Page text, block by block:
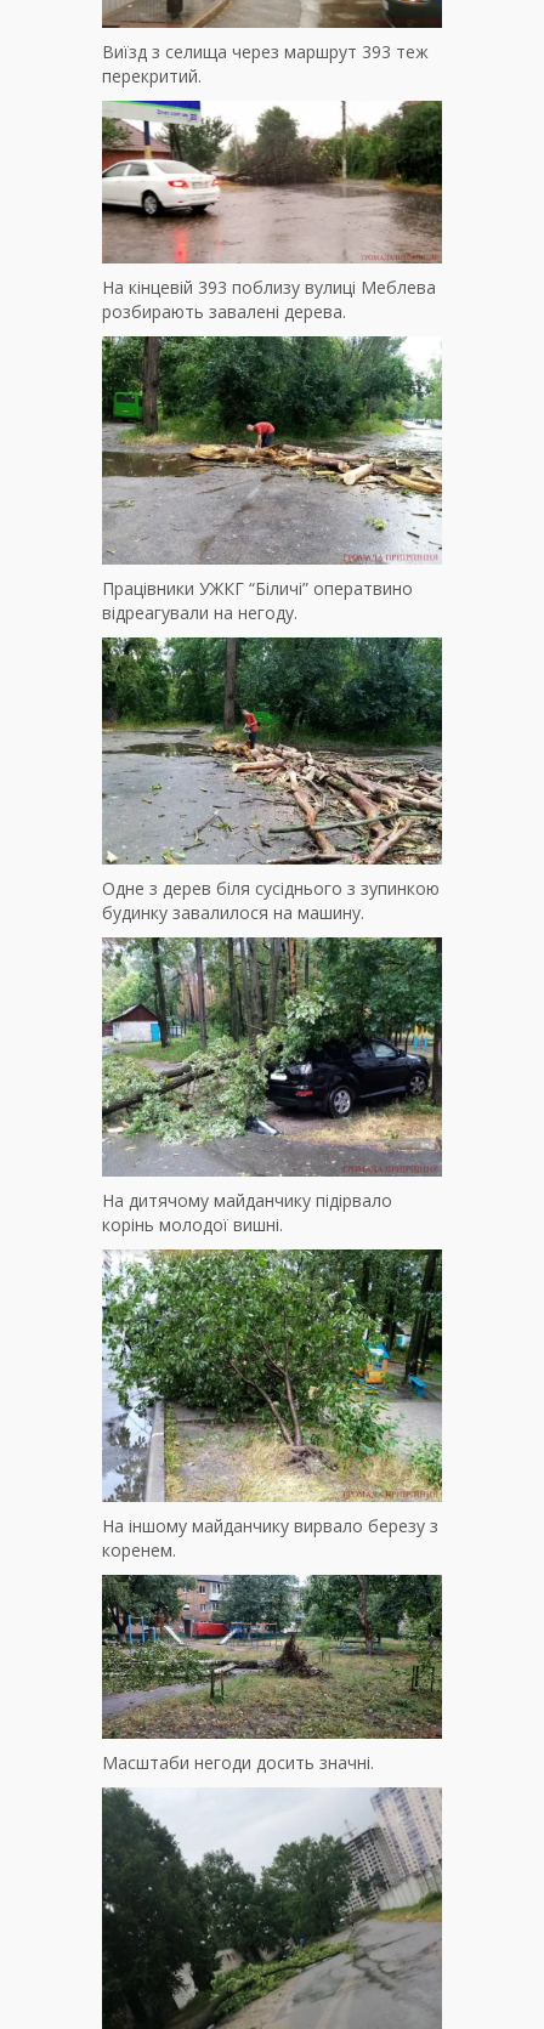
Виїзд з селища через маршрут 393 теж
перекритий.
На кінцевій 393 поблизу вулиці Меблева
розбирають завалені дерева.
Працівники УЖКГ “Біличі” оператвино
відреагували на негоду.
Одне з дерев біля сусіднього з зупинкою
будинку завалилося на машину.
На дитячому майданчику підірвало
корінь молодої вишні.
На іншому майданчику вирвало березу з
коренем.
Масштаби негоди досить значні.